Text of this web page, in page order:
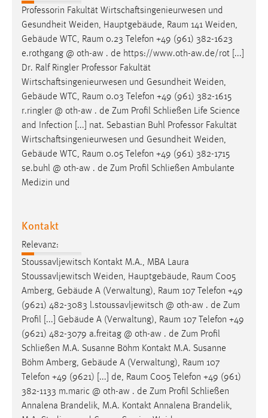
Professorin Fakultät Wirtschaftsingenieurwesen und
Gesundheit Weiden, Hauptgebäude, Raum 141 Weiden,
Gebäude WTC, Raum 0.23 Telefon +49 (961) 382-1623
e.rothgang @ oth-aw . de https://www.oth-aw.de/rot [...]
Dr. Ralf Ringler Professor Fakultät
Wirtschaftsingenieurwesen und Gesundheit Weiden,
Gebäude WTC, Raum 0.03 Telefon +49 (961) 382-1615
r.ringler @ oth-aw . de Zum Profil Schließen Life Science
and Infection [...] nat. Sebastian Buhl Professor Fakultät
Wirtschaftsingenieurwesen und Gesundheit Weiden,
Gebäude WTC, Raum 0.05 Telefon +49 (961) 382-1715
se.buhl @ oth-aw . de Zum Profil Schließen Ambulante
Medizin und
Kontakt
Relevanz:
Stoussavljewitsch Kontakt M.A., MBA Laura
Stoussavljewitsch Weiden, Hauptgebäude, Raum C005
Amberg, Gebäude A (Verwaltung), Raum 107 Telefon +49
(9621) 482-3083 l.stoussavljewitsch @ oth-aw . de Zum
Profil [...] Gebäude A (Verwaltung), Raum 107 Telefon +49
(9621) 482-3079 a.freitag @ oth-aw . de Zum Profil
Schließen M.A. Susanne Böhm Kontakt M.A. Susanne
Böhm Amberg, Gebäude A (Verwaltung), Raum 107
Telefon +49 (9621) [...] de, Raum C005 Telefon +49 (961)
382-1133 m.maric @ oth-aw . de Zum Profil Schließen
Annalena Brandelik, M.A. Kontakt Annalena Brandelik,